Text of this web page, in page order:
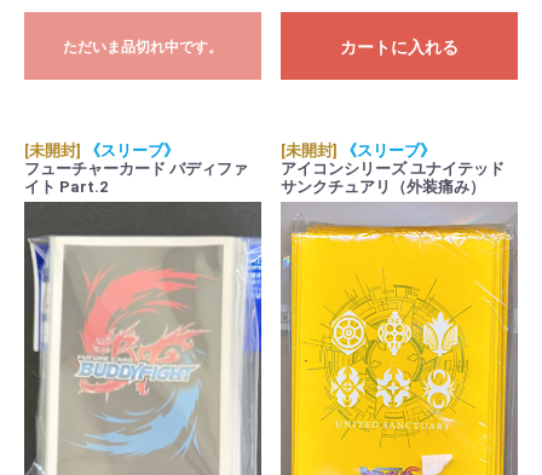
ただいま品切れ中です。 カートに入れる
[未開封]
《スリーブ》
フューチャーカード バディファ
イト Part.2
[未開封]
《スリーブ》
アイコンシリーズ ユナイテッド
サンクチュアリ（外装痛み）